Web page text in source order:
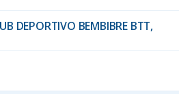
DEPORTIVO BEMBIBRE BTT,